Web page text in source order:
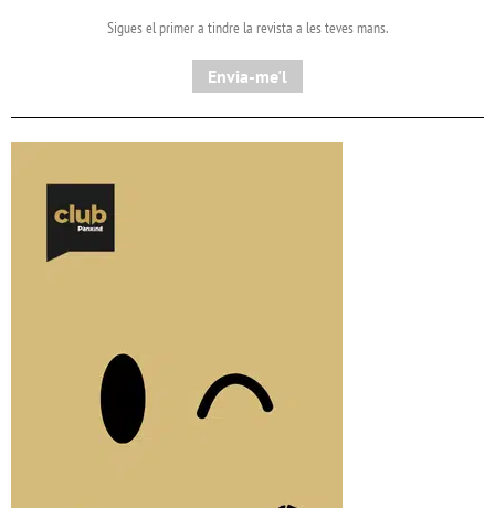
Sigues el primer a tindre la revista a les teves mans.
Envia-me'l